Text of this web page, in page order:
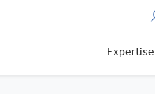
Expertise